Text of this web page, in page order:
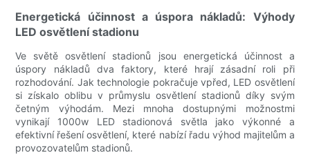
Energetická účinnost a úspora nákladů: Výhody
LED osvětlení stadionu
Ve světě osvětlení stadionů jsou energetická účinnost a
úspory nákladů dva faktory, které hrají zásadní roli při
rozhodování. Jak technologie pokračuje vpřed, LED osvětlení
si získalo oblibu v průmyslu osvětlení stadionů díky svým
četným výhodám. Mezi mnoha dostupnými možnostmi
vynikají 1000w LED stadionová světla jako výkonné a
efektivní řešení osvětlení, které nabízí řadu výhod majitelům a
provozovatelům stadionů.